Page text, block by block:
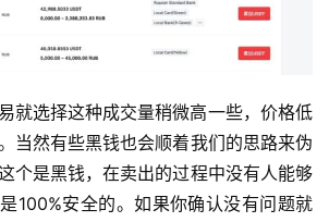
就选择这种成交量稍微高一些，价格低
当然有些黑钱也会顺着我们的思路来伪
个是黑钱，在卖出的过程中没有人能够
100%安全的。如果你确认没有问题就